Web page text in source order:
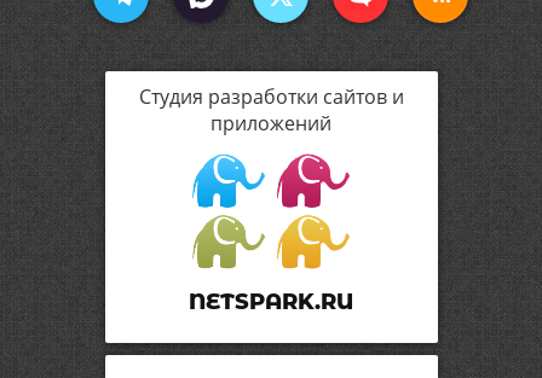
Студия разработки сайтов и
приложений
NETSPARK.RU